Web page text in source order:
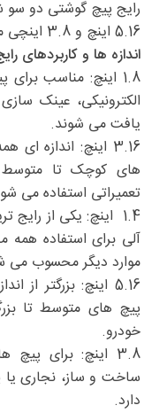
5.16 اینچ و 3.8 اینچی می باشد.
اندازه ها و کاربردهای
1.8 اینچ: مناسب
الکترونیکی، عینک‌
یافت می شوند.
3.16 اینچ: اندازه
های کوچک تا
تعمیراتی استفاده می
1.4 اینچ: یکی از
آلی برای استفاده همه
موارد دیگر محسوب می
پیچ های متوسط تا
خودرو.
3.8 اینچ: برای
ساخت و ساز، نجاری یا
دارد.